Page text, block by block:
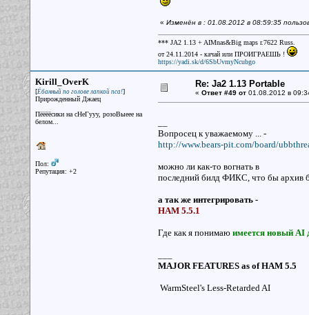
« Изменён в : 01.08.2012 в 08:59:35
*** JA2 1.13 + AIMnas&Big maps r.7622 Russ.
от 24.11.2014 - качай или ПРОИГРАЕШЬ !
https://yadi.sk/d/6SbUvmyNcubgo
Kirill_OverK
[Ёбанный по голове лапкой пса!]
Прирожденный Джаец
Пёёёёсики на сНеГууу, розоВыеее на
белом...
Пол:
Репутация: +2
Re: Ja2 1.13 Portable
« Ответ #49 от01.08.2012 в
Вопросец к уважаемому ... -
http://www.bears-pit.com/board/
можно ли как-то вогнать в
последний билд ФИКС, что бы архив
а так же интегрировать -
HAM 5.5.1
Где как я понимаю имеется новый AI
MAJOR FEATURES as of HAM 5.5
WarmSteel's Less-Retarded AI